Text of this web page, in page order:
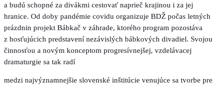
a budú schopné za divákmi cestovať naprieč krajinou i za jej
hranice. Od doby pandémie covidu organizuje BDŽ počas letných
prázdnin projekt Bábkač v záhrade, ktorého program pozostáva
z hosťujúcich predstavení nezávislých bábkových divadiel. Svojou
činnosťou a novým konceptom progresívnejšej, vzdelávacej
dramaturgie sa tak radí
medzi najvýznamnejšie slovenské inštitúcie venujúce sa tvorbe pre